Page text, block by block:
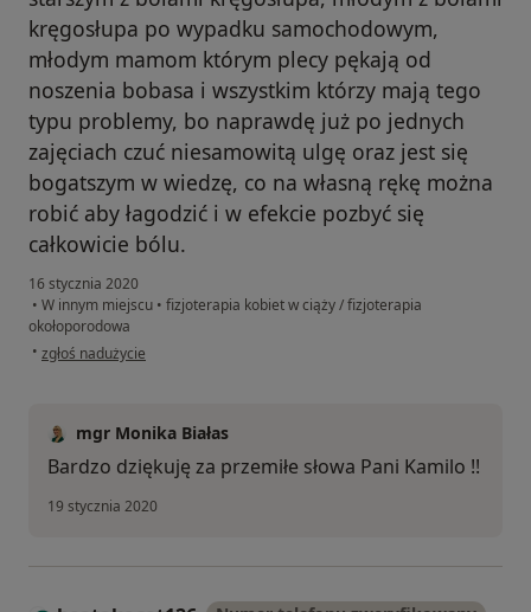
kręgosłupa po wypadku samochodowym,
młodym mamom którym plecy pękają od
noszenia bobasa i wszystkim którzy mają tego
typu problemy, bo naprawdę już po jednych
zajęciach czuć niesamowitą ulgę oraz jest się
bogatszym w wiedzę, co na własną rękę można
robić aby łagodzić i w efekcie pozbyć się
całkowicie bólu.
16 stycznia 2020
• W innym miejscu • fizjoterapia kobiet w ciąży / fizjoterapia
okołoporodowa
• w opinii użytkownika Kamila D.
zgłoś nadużycie
mgr Monika Białas
Bardzo dziękuję za przemiłe słowa Pani Kamilo !!
19 stycznia 2020